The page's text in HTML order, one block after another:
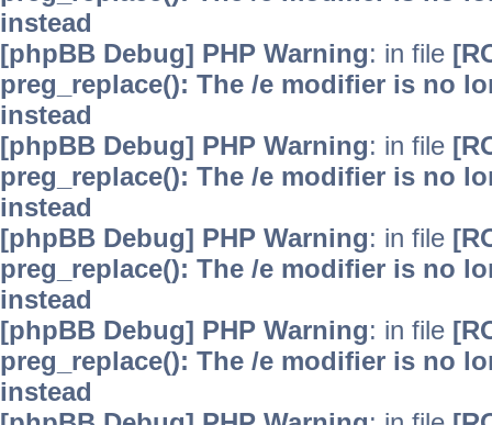
instead
[phpBB Debug] PHP Warning: in file
preg_replace(): The /e modifier is no
instead
[phpBB Debug] PHP Warning: in file
preg_replace(): The /e modifier is no
instead
[phpBB Debug] PHP Warning: in file
preg_replace(): The /e modifier is no
instead
[phpBB Debug] PHP Warning: in file
preg_replace(): The /e modifier is no
instead